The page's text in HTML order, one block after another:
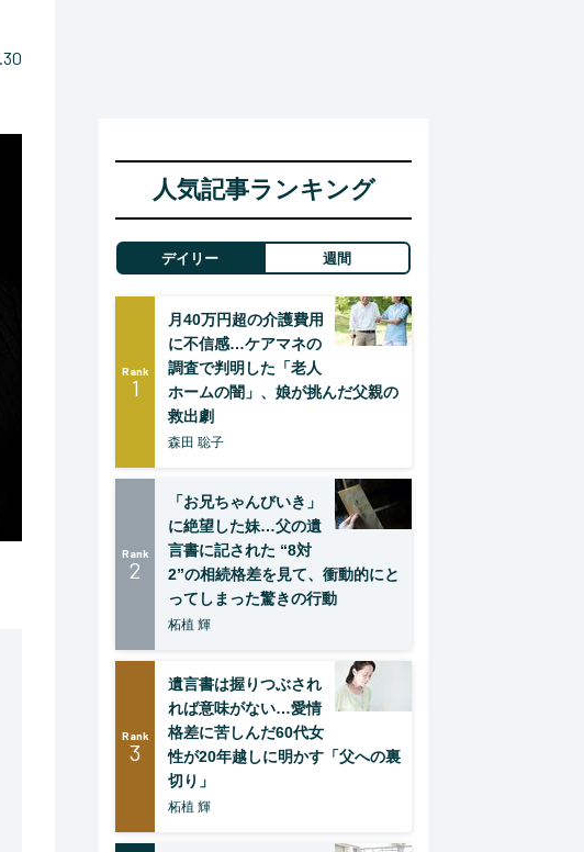
人気記事ランキング
デイリー 週間
Rank
1
月40万円超の介護費用
に不信感…ケアマネの
調査で判明した「老人
ホームの闇」、娘が挑んだ父親の
救出劇
森田 聡子
Rank
2
「お兄ちゃんびいき」
に絶望した妹…父の遺
言書に記された “8対
2”の相続格差を見て、衝動的にと
ってしまった驚きの行動
柘植 輝
Rank
3
遺言書は握りつぶされ
れば意味がない…愛情
格差に苦しんだ60代女
性が20年越しに明かす「父への裏
切り」
柘植 輝